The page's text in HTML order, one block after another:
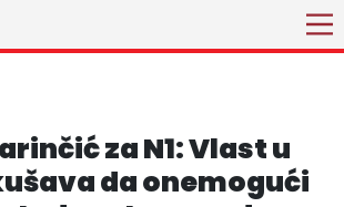
za N1: Vlast u
da onemogući